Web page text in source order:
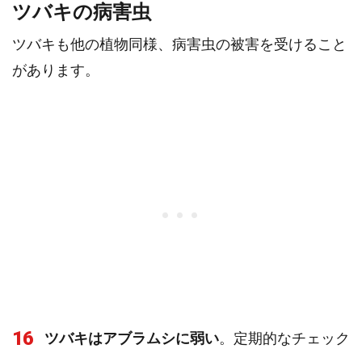
ツバキの病害虫
ツバキも他の植物同様、病害虫の被害を受けること
があります。
16 ツバキはアブラムシに弱い。定期的なチェック